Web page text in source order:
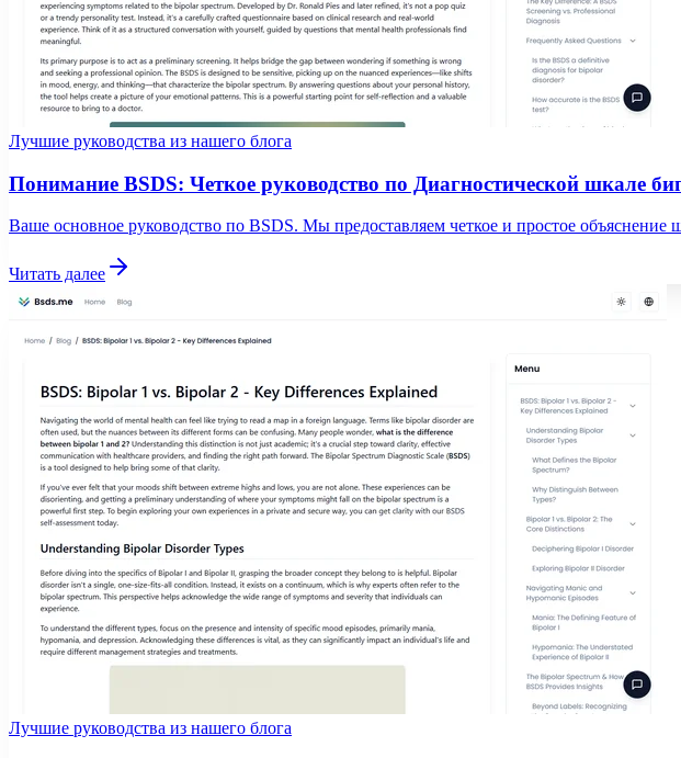
Лучшие руководства из нашего блога
Понимание BSDS: Четкое руководство по Диагностической шкале
Ваше основное руководство по BSDS. Мы предоставляем четкое и простое
Читать далее
Лучшие руководства из нашего блога